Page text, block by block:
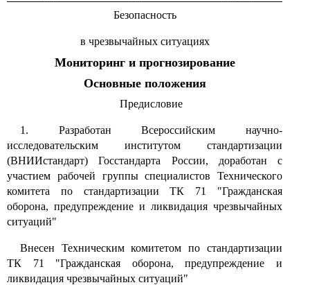
Безопасность
в чрезвычайных ситуациях
Мониторинг и прогнозирование
Основные положения
Предисловие
1. Разработан Всероссийским научно-
исследовательским институтом стандартизации
(ВНИИстандарт) Госстандарта России, доработан с
участием рабочей группы специалистов Технического
комитета по стандартизации ТК 71 "Гражданская
оборона, предупреждение и ликвидация чрезвычайных
ситуаций"
Внесен Техническим комитетом по стандартизации
ТК 71 "Гражданская оборона, предупреждение и
ликвидация чрезвычайных ситуаций"